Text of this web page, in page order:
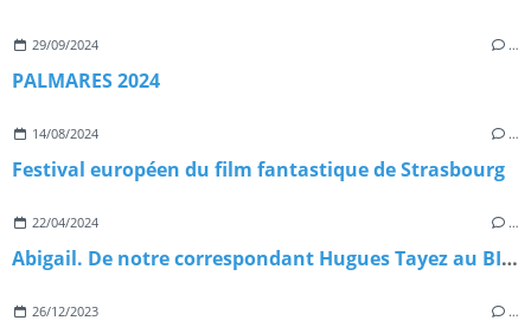
29/09/2024 …
PALMARES 2024
14/08/2024 …
Festival européen du film fantastique de Strasbourg
22/04/2024 …
Abigail. De notre correspondant Hugues Tayez au BIFFF 2024
26/12/2023 …